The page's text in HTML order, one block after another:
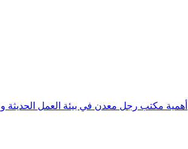
أهمية مكتب رجل معدن في بيئة العمل الحديثة